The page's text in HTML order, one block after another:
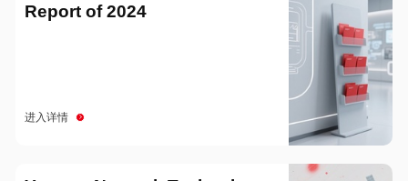
Report of 2024
进入详情